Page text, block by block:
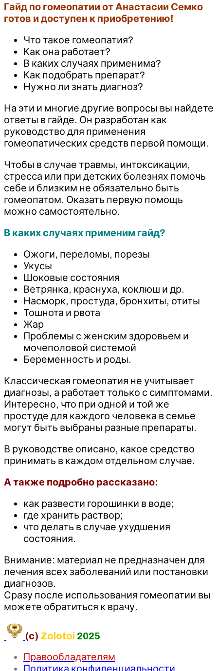
Гайд по гомеопатии от Анастасии Семко
готов и доступен к приобретению!
Что такое гомеопатия?
Как она работает?
В каких случаях применима?
Как подобрать препарат?
Нужно ли знать диагноз?
На эти и многие другие вопросы вы найдете
ответы в гайде. Он разработан как
руководство для применения
гомеопатических средств первой помощи.
Чтобы в случае травмы, интоксикации,
стресса или при детских болезнях помочь
себе и близким не обязательно быть
гомеопатом. Оказать первую помощь
можно самостоятельно.
В каких случаях применим гайд?
Ожоги, переломы, порезы
Укусы
Шоковые состояния
Ветрянка, краснуха, коклюш и др.
Насморк, простуда, бронхиты, отиты
Тошнота и рвота
Жар
Проблемы с женским здоровьем и
мочеполовой системой
Беременность и роды.
Классическая гомеопатия не учитывает
диагнозы, а работает только с симптомами.
Интересно, что при одной и той же
простуде для каждого человека в семье
могут быть выбраны разные препараты.
В руководстве описано, какое средство
принимать в каждом отдельном случае.
А также подробно рассказано:
как развести горошинки в воде;
где хранить раствор;
что делать в случае ухудшения
состояния.
Внимание: материал не предназначен для
лечения всех заболеваний или постановки
диагнозов.
Сразу после использования гомеопатии вы
можете обратиться к врачу.
(c) Zolotoi 2025
Правообладателям
Политика конфиденциальности